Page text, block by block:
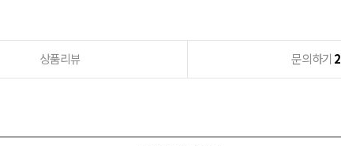
상품리뷰 문의하기 2